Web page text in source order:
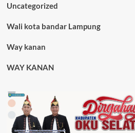
Uncategorized
Wali kota bandar Lampung
Way kanan
WAY KANAN